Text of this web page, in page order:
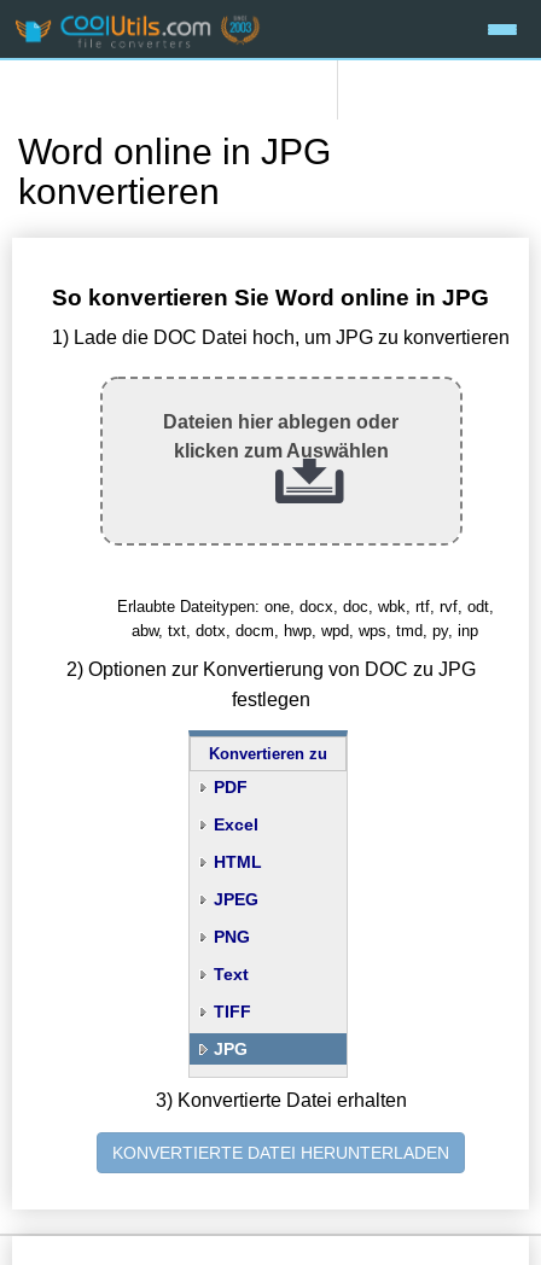
Word online in JPG
konvertieren
So konvertieren Sie Word online in JPG
1) Lade die DOC Datei hoch, um JPG zu konvertieren
Dateien hier ablegen oder
klicken zum Auswählen
Erlaubte Dateitypen: one, docx, doc, wbk, rtf, rvf, odt,
abw, txt, dotx, docm, hwp, wpd, wps, tmd, py, inp
2) Optionen zur Konvertierung von DOC zu JPG
festlegen
Konvertieren zu
PDF
Excel
HTML
JPEG
PNG
Text
TIFF
JPG
3) Konvertierte Datei erhalten
KONVERTIERTE DATEI HERUNTERLADEN